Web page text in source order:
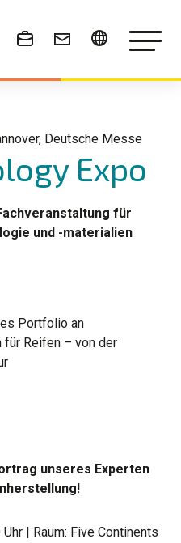
Deutsche Messe
Expo
für
und -materialien
Portfolio an
Reifen – von der
unseres Experten
| Raum: Five Continents